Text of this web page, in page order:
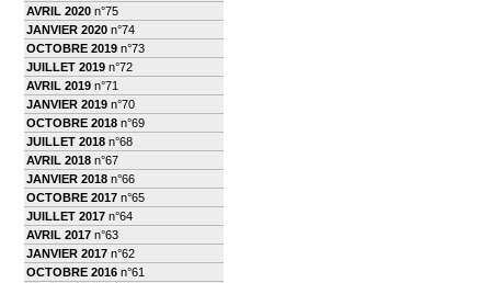
AVRIL 2020 n°75
JANVIER 2020 n°74
OCTOBRE 2019 n°73
JUILLET 2019 n°72
AVRIL 2019 n°71
JANVIER 2019 n°70
OCTOBRE 2018 n°69
JUILLET 2018 n°68
AVRIL 2018 n°67
JANVIER 2018 n°66
OCTOBRE 2017 n°65
JUILLET 2017 n°64
AVRIL 2017 n°63
JANVIER 2017 n°62
OCTOBRE 2016 n°61